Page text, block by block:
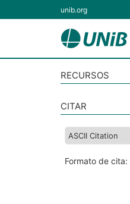
unib.org
RECURSOS
CITAR
Formato de cita: